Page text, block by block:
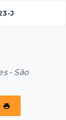
J
- São